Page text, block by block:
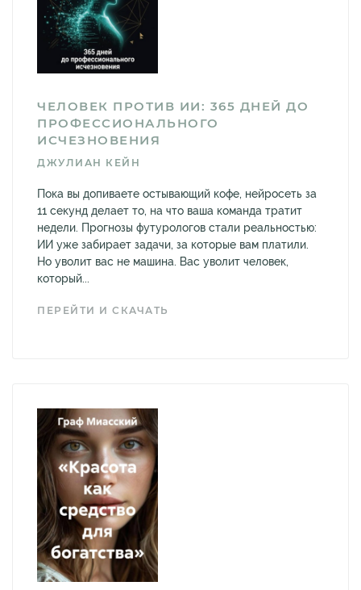
ЧЕЛОВЕК ПРОТИВ ИИ: 365 ДНЕЙ ДО
ПРОФЕССИОНАЛЬНОГО
ИСЧЕЗНОВЕНИЯ
ДЖУЛИАН КЕЙН
Пока вы допиваете остывающий кофе, нейросеть за
11 секунд делает то, на что ваша команда тратит
недели. Прогнозы футурологов стали реальностью:
ИИ уже забирает задачи, за которые вам платили.
Но уволит вас не машина. Вас уволит человек,
который...
ПЕРЕЙТИ И СКАЧАТЬ